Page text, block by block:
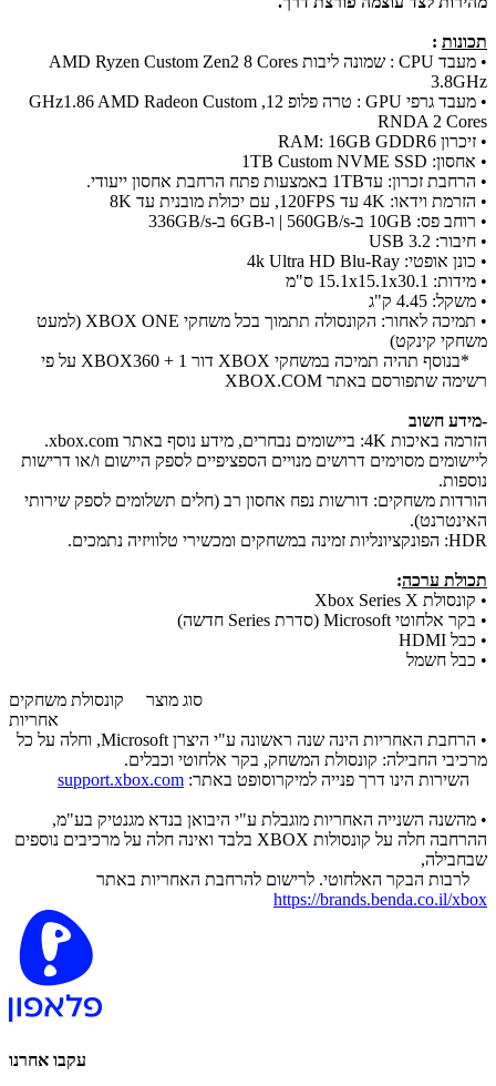
תכונות :
• מעבד CPU : שמונה ליבות AMD Ryzen Custom Zen2 8 Cores
3.8GHz
• מעבד גרפי GPU : טרה פלופ 12, GHz1.86 AMD Radeon Custom
RNDA 2 Cores
• זיכרון RAM: 16GB GDDR6
• אחסון: 1TB Custom NVME SSD
• הרחבת זכרון: עד1TB באמצעות פתח הרחבת אחסון ייעודי.
• הזרמת וידאו: 4K עד 120FPS, עם יכולת מובנית עד 8K
• רוחב פס: 10GB ב-560GB/s | ו-6GB ב-336GB/s
• חיבור: USB 3.2
• כונן אופטי: 4k Ultra HD Blu-Ray
• מידות: 15.1x15.1x30.1 ס"מ
• משקל: 4.45 ק"ג
• תמיכה לאחור: הקונסולה תתמוך בכל משחקי XBOX ONE (למעט
משחקי קינקט)
*בנוסף תהיה תמיכה במשחקי XBOX דור 1 + XBOX360 על פי
רשימה שתפורסם באתר XBOX.COM
-מידע חשוב
הזרמה באיכות 4K: ביישומים נבחרים, מידע נוסף באתר xbox.com.
ליישומים מסוימים דרושים מנויים הספציפיים לספק היישום ו/או דרישות
נוספות.
הורדות משחקים: דורשות נפח אחסון רב (חלים תשלומים לספק שירותי
האינטרנט).
HDR: הפונקציונליות זמינה במשחקים ומכשירי טלוויזיה נתמכים.
תכולת ערכה:
• קונסולת Xbox Series X
• בקר אלחוטי Microsoft (סדרת Series חדשה)
• כבל HDMI
• כבל חשמל
סוג מוצר קונסולת משחקים
אחריות
• הרחבת האחריות הינה שנה ראשונה ע"י היצרן Microsoft, וחלה על כל
מרכיבי החבילה: קונסולת המשחק, בקר אלחוטי וכבלים.
​ השירות הינו דרך פנייה למיקרוסופט באתר: support.xbox.com
• מהשנה השנייה האחריות מוגבלת ע"י היבואן בנדא מגנטיק בע"מ,
ההרחבה חלה על קונסולות XBOX בלבד ואינה חלה על מרכיבים נוספים
שבחבילה,
לרבות הבקר האלחוטי. לרישום להרחבת האחריות באתר
https://brands.benda.co.il/xbox
עקבו אחרנו